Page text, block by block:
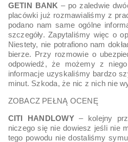
GETIN BANK – po zaledwie
placówki już rozmawialiśmy z
podano nam same ogólne
szczegóły. Zapytaliśmy więc o
Niestety, nie potrafiono nam
bierze. Przy rozmowie o
odpowiedź, że możemy z
informacje uzyskaliśmy bardzo
minut. Szkoda, że nic z nich nie
ZOBACZ PEŁNĄ OCENĘ
CITI HANDLOWY– kolejny
niczego się nie dowiesz jeśli nie
tego powodu nie dostaliśmy